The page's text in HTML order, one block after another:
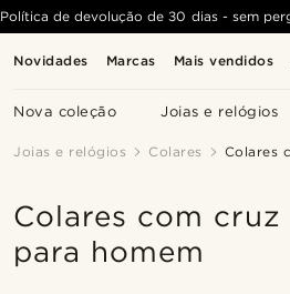
Novidades Marcas Mais vendidos
Nova coleção Joias e relógios
Política de devolução de 30 dias - sem
Joias e relógios Colares Colares
Colares com cruz
para homem